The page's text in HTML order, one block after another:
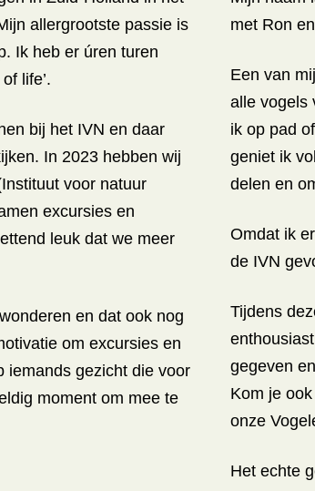
allergrootste passie is
Ik heb er úren turen
life’.
bij het IVN en daar
In 2023 hebben wij
voor natuur
excursies en
leuk dat we meer
en dat ook nog
om excursies en
iemands gezicht die voor
moment om mee te
met Ron
Een van
alle vogels
ik op pad
geniet ik
delen en
Omdat ik
de IVN
Tijdens
gegeven
Kom je
onze
Het echte